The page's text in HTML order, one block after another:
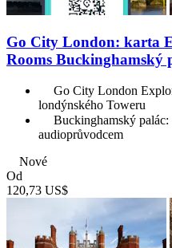
Go City London: karta
Rooms Buckinghamský
Go City London
londýnského Toweru
Buckinghamský
audioprůvodcem
Nové
Od
120,73 US$